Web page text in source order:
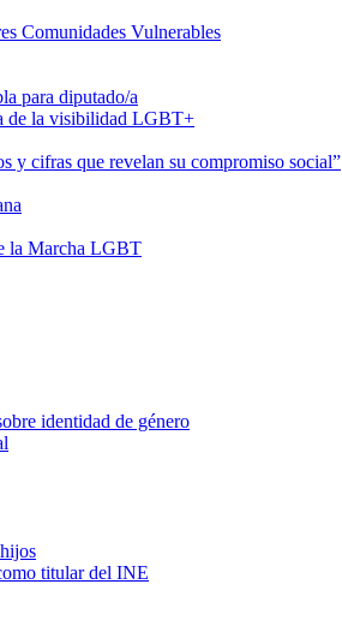
Comunidades Vulnerables
para diputado/a
de la visibilidad LGBT+
y cifras que revelan su compromiso social”
la Marcha LGBT
identidad de género
titular del INE